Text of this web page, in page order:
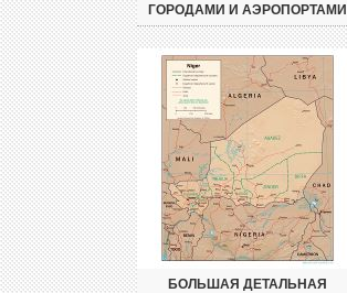
ГОРОДАМИ И АЭРОПОРТАМИ
БОЛЬШАЯ ДЕТАЛЬНАЯ